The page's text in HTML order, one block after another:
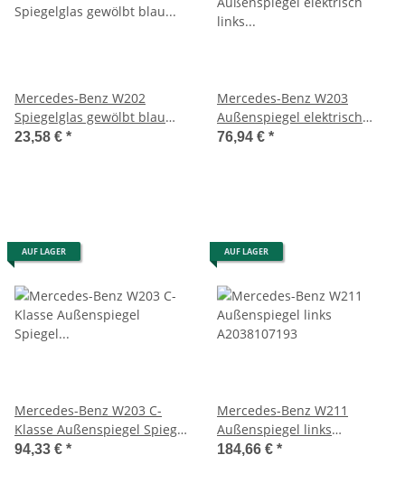
Mercedes-Benz W202
Spiegelglas gewölbt blau
getönt A2028100421
23,58 € *
Mercedes-Benz W203
Außenspiegel elektrisch
links mit Elektromotor
76,94 € *
AUF LAGER
Mercedes-Benz W203 C-
Klasse Außenspiegel Spiegel
linksTaxi-farbend
94,33 € *
AUF LAGER
Mercedes-Benz W211
Außenspiegel links
A2038107193
184,66 € *